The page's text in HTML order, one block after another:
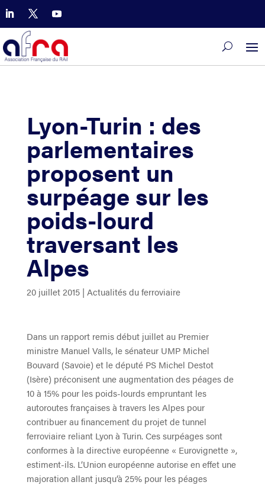
Lyon-Turin : des
parlementaires
proposent un
surpéage sur les
poids-lourd
traversant les
Alpes
20 juillet 2015| Actualités du ferroviaire
Dans un rapport remis début juillet au Premier
ministre Manuel Valls, le sénateur UMP Michel
Bouvard (Savoie) et le député PS Michel Destot
(Isère) préconisent une augmentation des péages de
10 à 15% pour les poids-lourds empruntant les
autoroutes françaises à travers les Alpes pour
contribuer au financement du projet de tunnel
ferroviaire reliant Lyon à Turin. Ces surpéages sont
conformes à la directive européenne « Eurovignette »,
estiment-ils. L’Union européenne autorise en effet une
majoration allant jusqu’à 25% pour les péages